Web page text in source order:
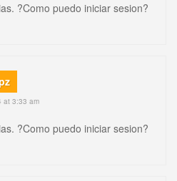
?Como puedo iniciar sesion?
at 3:33 am
?Como puedo iniciar sesion?